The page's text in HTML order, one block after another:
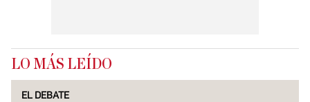
LO MÁS LEÍDO
EL DEBATE